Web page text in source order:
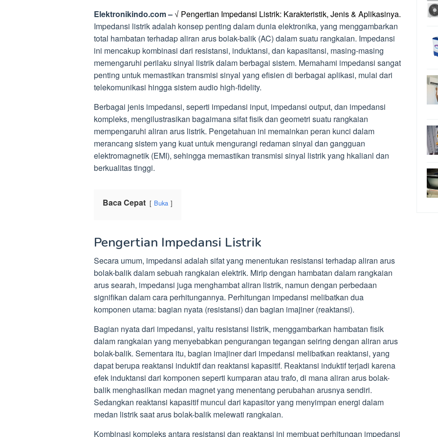
Elektronikindo.com – √ Pengertian Impedansi Listrik: Karakteristik, Jenis & Aplikasinya.
Impedansi listrik adalah konsep penting dalam dunia elektronika, yang menggambarkan
total hambatan terhadap aliran arus bolak-balik (AC) dalam suatu rangkaian. Impedansi
ini mencakup kombinasi dari resistansi, induktansi, dan kapasitansi, masing-masing
memengaruhi perilaku sinyal listrik dalam berbagai sistem. Memahami impedansi sangat
penting untuk memastikan transmisi sinyal yang efisien di berbagai aplikasi, mulai dari
telekomunikasi hingga sistem audio high-fidelity.
Berbagai jenis impedansi, seperti impedansi input, impedansi output, dan impedansi
kompleks, mengilustrasikan bagaimana sifat fisik dan geometri suatu rangkaian
mempengaruhi aliran arus listrik. Pengetahuan ini memainkan peran kunci dalam
merancang sistem yang kuat untuk mengurangi redaman sinyal dan gangguan
elektromagnetik (EMI), sehingga memastikan transmisi sinyal listrik yang hkalianl dan
berkualitas tinggi.
Baca Cepat Buka
Pengertian Impedansi Listrik
Secara umum, impedansi adalah sifat yang menentukan resistansi terhadap aliran arus
bolak-balik dalam sebuah rangkaian elektrik. Mirip dengan hambatan dalam rangkaian
arus searah, impedansi juga menghambat aliran listrik, namun dengan perbedaan
signifikan dalam cara perhitungannya. Perhitungan impedansi melibatkan dua
komponen utama: bagian nyata (resistansi) dan bagian imajiner (reaktansi).
Bagian nyata dari impedansi, yaitu resistansi listrik, menggambarkan hambatan fisik
dalam rangkaian yang menyebabkan pengurangan tegangan seiring dengan aliran arus
bolak-balik. Sementara itu, bagian imajiner dari impedansi melibatkan reaktansi, yang
dapat berupa reaktansi induktif dan reaktansi kapasitif. Reaktansi induktif terjadi karena
efek induktansi dari komponen seperti kumparan atau trafo, di mana aliran arus bolak-
balik menghasilkan medan magnet yang menentang perubahan arusnya sendiri.
Sedangkan reaktansi kapasitif muncul dari kapasitor yang menyimpan energi dalam
medan listrik saat arus bolak-balik melewati rangkaian.
Kombinasi kompleks antara resistansi dan reaktansi ini membuat perhitungan impedansi